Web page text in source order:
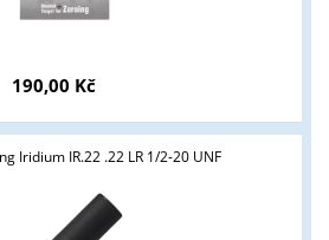
190,00 Kč
Iridium IR.22 .22 LR 1/2-20 UNF